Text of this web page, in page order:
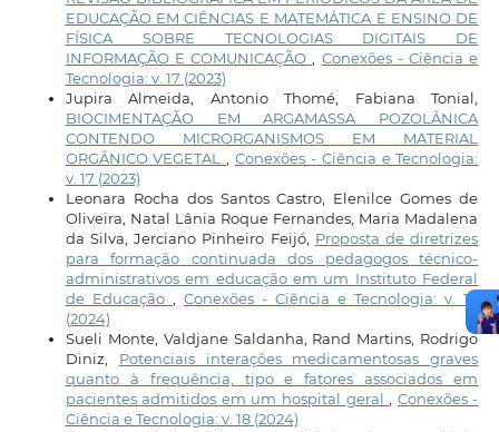
EDUCAÇÃO EM CIÊNCIAS E MATEMÁTICA E ENSINO DE
FÍSICA SOBRE TECNOLOGIAS DIGITAIS DE
INFORMAÇÃO E COMUNICAÇÃO, Conexões - Ciência e
Tecnologia: v. 17 (2023)
Jupira Almeida, Antonio Thomé, Fabiana Tonial,
BIOCIMENTAÇÃO EM ARGAMASSA POZOLÂNICA
CONTENDO MICRORGANISMOS EM MATERIAL
ORGÂNICO VEGETAL,Conexões - Ciência e Tecnologia:
v. 17 (2023)
Leonara Rocha dos Santos Castro, Elenilce Gomes de
Oliveira, Natal Lânia Roque Fernandes, Maria Madalena
da Silva, Jerciano Pinheiro Feijó, Proposta de diretrizes
para formação continuada dos pedagogos técnico-
administrativos em educação em um Instituto Federal
de Educação , Conexões - Ciência e Tecnologia: v. 18
(2024)
Sueli Monte, Valdjane Saldanha, Rand Martins, Rodrigo
Diniz, Potenciais interações medicamentosas graves
quanto à frequência, tipo e fatores associados em
pacientes admitidos em um hospital geral, Conexões -
Ciência e Tecnologia: v. 18 (2024)